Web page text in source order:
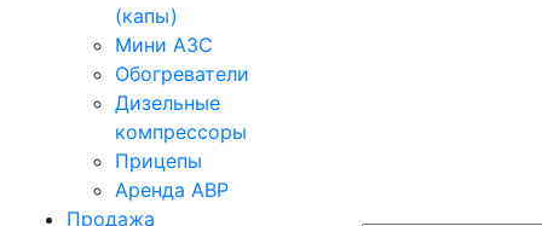
(капы)
Мини АЗС
Обогреватели
Дизельные
компрессоры
Прицепы
Аренда АВР
Продажа